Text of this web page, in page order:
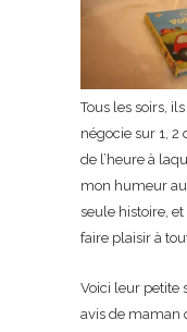
Tous les soirs,
négocie sur 1, 2
de l’heure à
mon humeur
seule histoire, et
faire plaisir à
Voici leur petite
avis de maman